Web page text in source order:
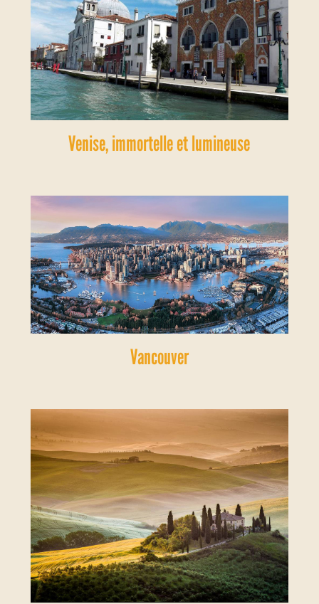
Venise, immortelle et lumineuse
Vancouver